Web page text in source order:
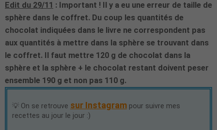
Edit du 29/11 : Important ! Il y a eu une erreur de taille de
sphère dans le coffret. Du coup les quantités de
chocolat indiquées dans le livre ne correspondent pas
aux quantités à mettre dans la sphère se trouvant dans
le coffret. Il faut mettre 120 g de chocolat dans la
sphère et la sphère + le chocolat restant doivent peser
ensemble 190 g et non pas 110 g.
💡 On se retrouve sur Instagram pour suivre mes
recettes au jour le jour :)